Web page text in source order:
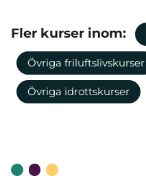
Fler kurser inom:
Övriga friluftslivskurser
Övriga idrottskurser